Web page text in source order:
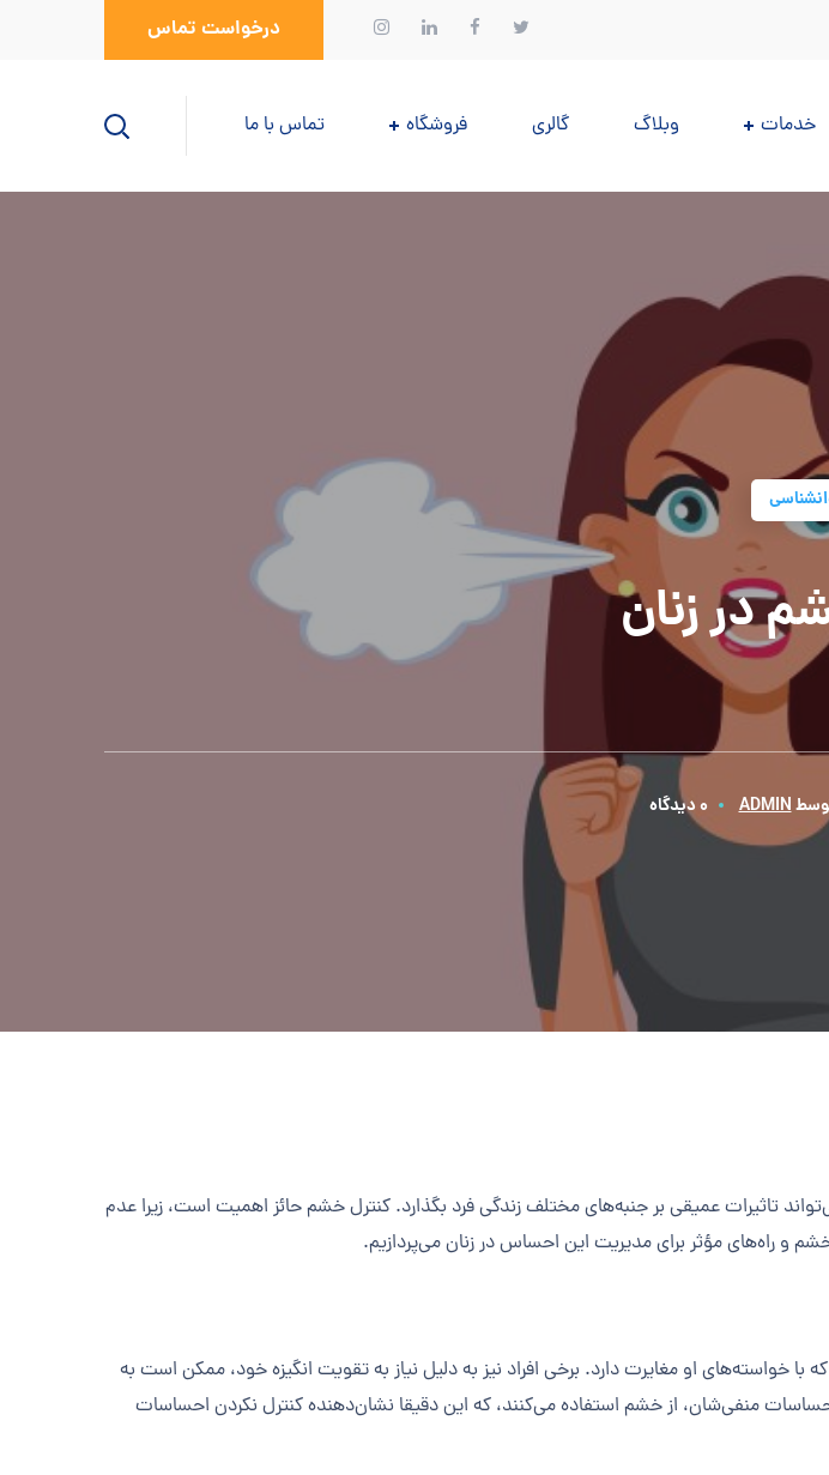
درخواست تماس
خدمات وبلاگ گالری فروشگاه تماس با ما
در زنان
ADMIN 0 دیدگاه
تاثیرات عمیقی بر جنبه‌های مختلف زندگی فرد بگذارد. کنترل خشم حائز اهمیت است، زیرا عدم
و راه‌های مؤثر برای مدیریت این احساس در زنان می‌پردازیم.
او مغایرت دارد. برخی افراد نیز به دلیل نیاز به تقویت انگیزه خود، ممکن است به
منفی‌شان، از خشم استفاده می‌کنند، که این دقیقا نشان‌دهنده کنترل نکردن احساسات